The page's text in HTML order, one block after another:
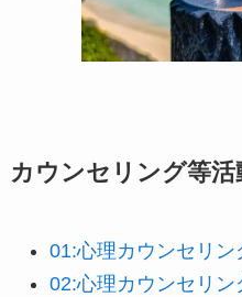
カウンセリング等活
01:心理カウンセリン
02:心理カウンセリ